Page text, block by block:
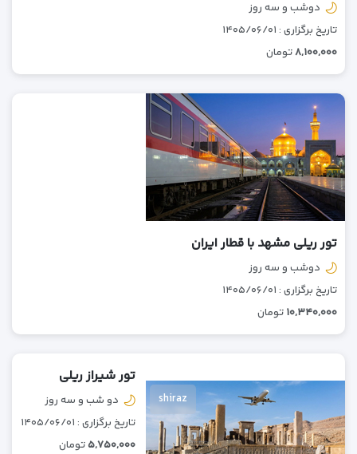
دوشب و سه روز
تاریخ برگزاری : ۱۴۰۵/۰۶/۰۱
۸,۱۰۰,۰۰۰تومان
تور ریلی مشهد با قطار ایران
دوشب و سه روز
تاریخ برگزاری : ۱۴۰۵/۰۶/۰۱
۱۰,۳۴۰,۰۰۰ تومان
shiraz
تور شیراز ریلی
دو شب و سه روز
تاریخ برگزاری : ۱۴۰۵/۰۶/۰۱
۵,۷۵۰,۰۰۰تومان